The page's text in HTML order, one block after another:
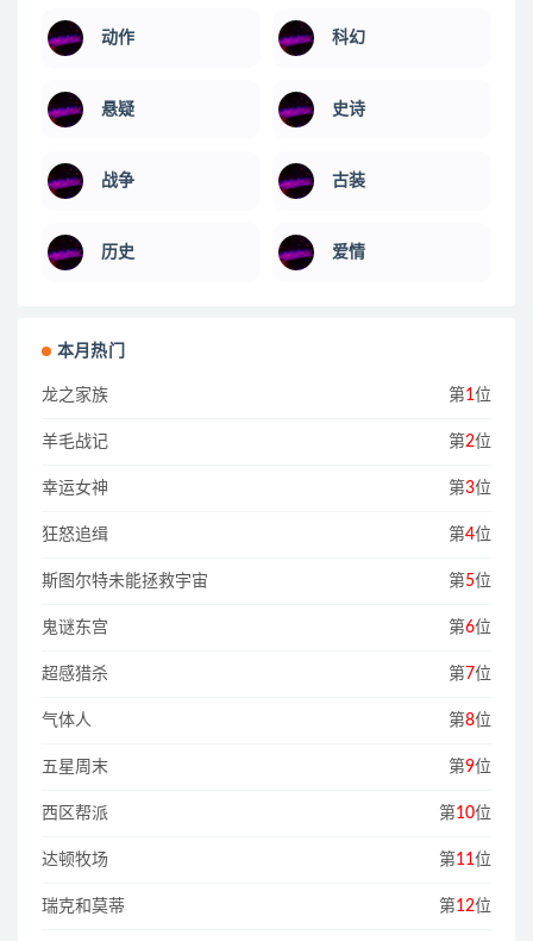
动作 科幻
悬疑 史诗
战争 古装
历史 爱情
本月热门
龙之家族 第1位
羊毛战记 第2位
幸运女神 第3位
狂怒追缉 第4位
斯图尔特未能拯救宇宙 第5位
鬼谜东宫 第6位
超感猎杀 第7位
气体人 第8位
五星周末 第9位
西区帮派 第10位
达顿牧场 第11位
瑞克和莫蒂 第12位